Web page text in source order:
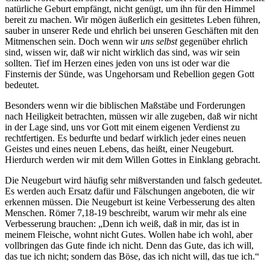
natürliche Geburt empfängt, nicht genügt, um ihn für den Himmel
bereit zu machen. Wir mögen äußerlich ein gesittetes Leben führen,
sauber in unserer Rede und ehrlich bei unseren Geschäften mit den
Mitmenschen sein. Doch wenn wiruns selbst gegenüber ehrlich
sind, wissen wir, daß wir nicht wirklich das sind, was wir sein
sollten. Tief im Herzen eines jeden von uns ist oder war die
Finsternis der Sünde, was Ungehorsam und Rebellion gegen Gott
bedeutet.
Besonders wenn wir die biblischen Maßstäbe und Forderungen
nach Heiligkeit betrachten, müssen wir alle zugeben, daß wir nicht
in der Lage sind, uns vor Gott mit einem eigenen Verdienst zu
rechtfertigen. Es bedurfte und bedarf wirklich jeder eines neuen
Geistes und eines neuen Lebens, das heißt, einer Neugeburt.
Hierdurch werden wir mit dem Willen Gottes in Einklang gebracht.
Die Neugeburt wird häufig sehr mißverstanden und falsch gedeutet.
Es werden auch Ersatz dafür und Fälschungen angeboten, die wir
erkennen müssen. Die Neugeburt ist keine Verbesserung des alten
Menschen. Römer 7,18-19 beschreibt, warum wir mehr als eine
Verbesserung brauchen: „Denn ich weiß, daß in mir, das ist in
meinem Fleische, wohnt nicht Gutes. Wollen habe ich wohl, aber
vollbringen das Gute finde ich nicht. Denn das Gute, das ich will,
das tue ich nicht; sondern das Böse, das ich nicht will, das tue ich.“